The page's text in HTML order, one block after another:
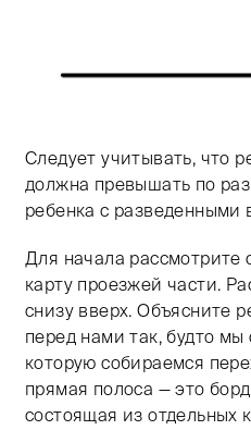
Следует учитывать, что
должна превышать по
ребенка с разведенными
Для начала рассмотрите
карту проезжей части.
снизу вверх. Объясните
перед нами так, будто
которую собираемся
прямая полоса — это
состоящая из отдельных